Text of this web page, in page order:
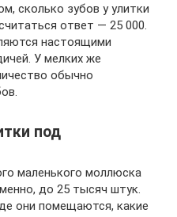
сколько зубов у улитки
ответ — 25 000.
настоящими
У мелких же
обычно
под
маленького моллюска
до 25 тысяч штук.
они помещаются, какие